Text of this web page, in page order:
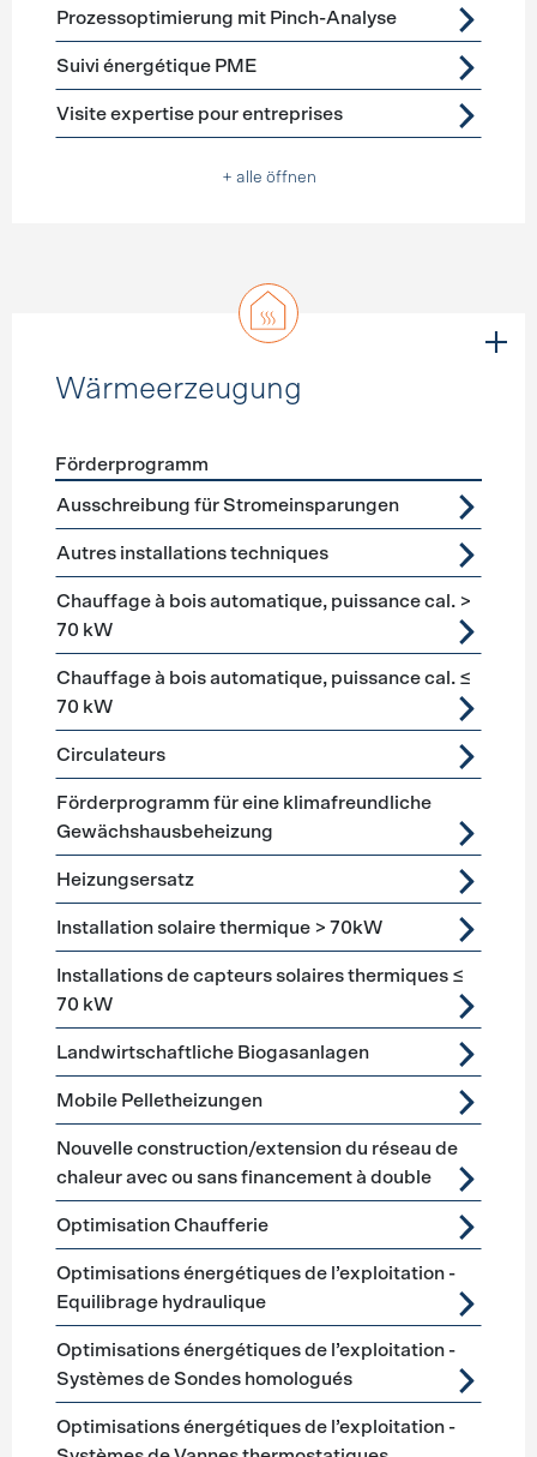
Prozessoptimierung mit Pinch-Analyse
Suivi énergétique PME
Visite expertise pour entreprises
+ alle öffnen
Wärmeerzeugung
Förderprogramme Wärmeerzeugung
Förderprogramm
Ausschreibung für Stromeinsparungen
Autres installations techniques
Chauffage à bois automatique, puissance cal. >
70 kW
Chauffage à bois automatique, puissance cal. ≤
70 kW
Circulateurs
Förderprogramm für eine klimafreundliche
Gewächshausbeheizung
Heizungsersatz
Installation solaire thermique > 70kW
Installations de capteurs solaires thermiques ≤
70 kW
Landwirtschaftliche Biogasanlagen
Mobile Pelletheizungen
Nouvelle construction/extension du réseau de
chaleur avec ou sans financement à double
Optimisation Chaufferie
Optimisations énergétiques de l’exploitation -
Equilibrage hydraulique
Optimisations énergétiques de l’exploitation -
Systèmes de Sondes homologués
Optimisations énergétiques de l’exploitation -